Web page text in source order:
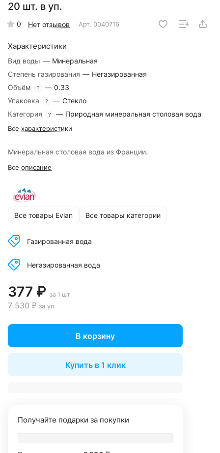
20 шт. в уп.
0 Нет отзывов Арт. 0040716
Характеристики
Вид воды — Минеральная
Степень газирования — Негазированная
Объём
? — 0.33
Упаковка
? — Стекло
Категория
? — Природная минеральная столовая вода
Все характеристики
Минеральная столовая вода из Франции.
Все описание
Все товары Evian Все товары категории
Газированная вода
Негазированная вода
377 ₽ за 1 шт
7 530 ₽ за уп
В корзину
Купить в 1 клик
Получайте подарки за покупки